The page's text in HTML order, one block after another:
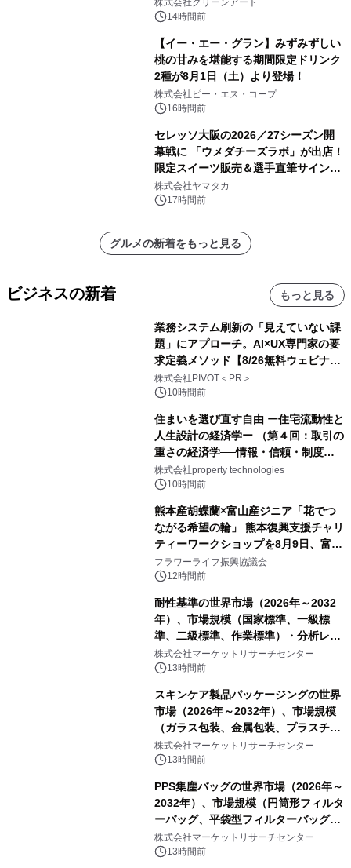
株式会社グリーンアート
14時間前
【イー・エー・グラン】みずみずしい
桃の甘みを堪能する期間限定ドリンク
2種が8月1日（土）より登場！
株式会社ピー・エス・コープ
16時間前
セレッソ大阪の2026／27シーズン開
幕戦に 「ウメダチーズラボ」が出店！
限定スイーツ販売＆選手直筆サイング
ッズが当たる抽選会を 8月8日に開催
株式会社ヤマタカ
17時間前
グルメの新着をもっと見る
ビジネスの新着 もっと見る
業務システム刷新の「見えていない課
題」にアプローチ。AI×UX専門家の要
求定義メソッド【8/26無料ウェビナ
ー】株式会社PIVOT
株式会社PIVOT＜PR＞
10時間前
住まいを選び直す自由 ー住宅流動性と
人生設計の経済学ー （第４回：取引の
重さの経済学──情報・信頼・制度を
PropTechはどう組み替えるか）｜
PropTech-Lab
株式会社property technologies
10時間前
熊本産胡蝶蘭×富山産ジニア「花でつ
ながる希望の輪」 熊本復興支援チャリ
ティーワークショップを8月9日、富
山・射水で開催
フラワーライフ振興協議会
12時間前
耐性基準の世界市場（2026年～2032
年）、市場規模（国家標準、一級標
準、二級標準、作業標準）・分析レポ
ートを発表
株式会社マーケットリサーチセンター
13時間前
スキンケア製品パッケージングの世界
市場（2026年～2032年）、市場規模
（ガラス包装、金属包装、プラスチッ
ク包装、その他）・分析レポートを発
表
株式会社マーケットリサーチセンター
13時間前
PPS集塵バッグの世界市場（2026年～
2032年）、市場規模（円筒形フィルタ
ーバッグ、平袋型フィルターバッグ、
プリーツフィルターバッグ、その
他）・分析レポートを発表
株式会社マーケットリサーチセンター
13時間前